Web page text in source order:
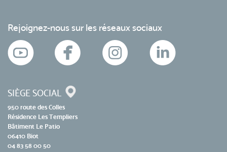
Rejoignez-nous sur les réseaux sociaux
SIÈGE SOCIAL
950 route des Colles
Résidence Les Templiers
Bâtiment Le Patio
06410 Biot
04 83 58 00 50